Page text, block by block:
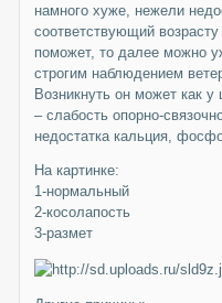
намного хуже, нежели
соответствующий
поможет, то далее можно
строгим наблюдением
Возникнуть он может как
– слабость опорно-
недостатка кальция,
На картинке:
1-нормальный
2-косолапость
3-размет